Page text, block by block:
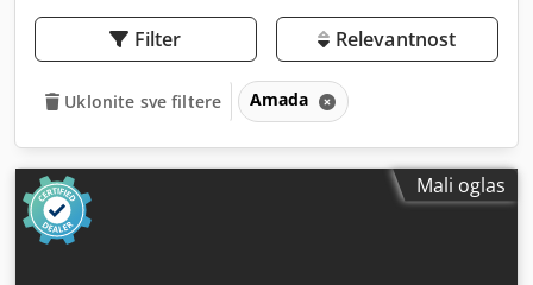
Filter Relevantnost
Uklonite sve filtere Amada
Mali oglas